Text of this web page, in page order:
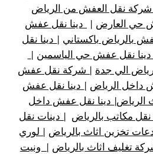
شركة نقل العفش من الرياض
حي العارض |
دينا نقل عفش
بالرياض باكستاني | دينا نقل
دينا نقل عفش حي الياسمين |
الي جدة | شركة نقل عفش
داخل الرياض | دينا نقل عفش
الرياض| دينا نقل عفش داخل
مكاتب بالرياض | دينات نقل
تخزين اثاث بالرياض | لوري
تغليف اثاث بالرياض | ونيت